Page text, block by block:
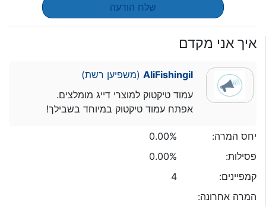
שלח הודעה
איך אני מקדם
AliFishingil(משפיען רשת)
עמוד טיקטוק למוצרי דייג מומלצים.
אפתח עמוד טיקטוק במיוחד בשבילך!
יחס המרה:
0.00%
פסילות:
0.00%
קמפיינים:
4
המרה אחרונה: